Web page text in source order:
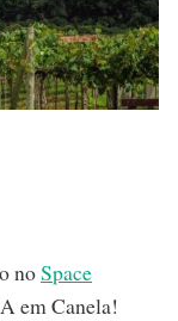
noSpace
em Canela!